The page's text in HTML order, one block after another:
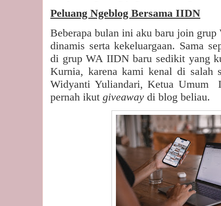
Peluang Ngeblog Bersama IIDN
Beberapa bulan ini aku baru join
dinamis serta kekeluargaan. Sama
di grup WA IIDN baru sedikit yang
Kurnia, karena kami kenal di salah
Widyanti Yuliandari, Ketua Umum
pernah ikut giveaway ­ di blog beliau.